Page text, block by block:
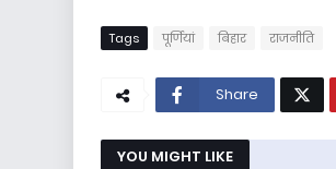
Tags पूर्णियां बिहार राजनीति
Share
YOU MIGHT LIKE